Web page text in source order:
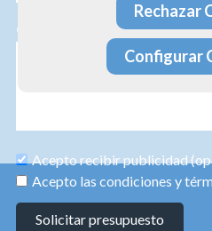
Consulta
Acepto recibir publicidad
Acepto las condiciones y
Solicitar presupuesto
Rechazar
Configurar